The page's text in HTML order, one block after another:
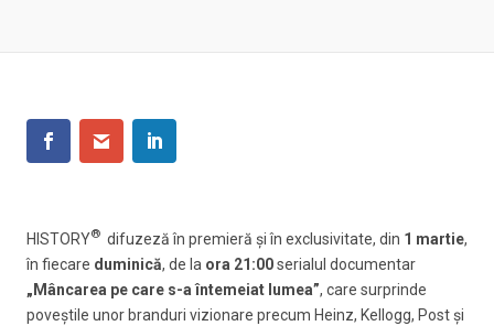
HISTORY® difuzeză în premieră și în exclusivitate, din 1 martie,
în fiecare duminică, de la ora 21:00serialul documentar
„Mâncarea pe care s-a întemeiat lumea”, care surprinde
poveștile unor branduri vizionare precum Heinz, Kellogg, Post și